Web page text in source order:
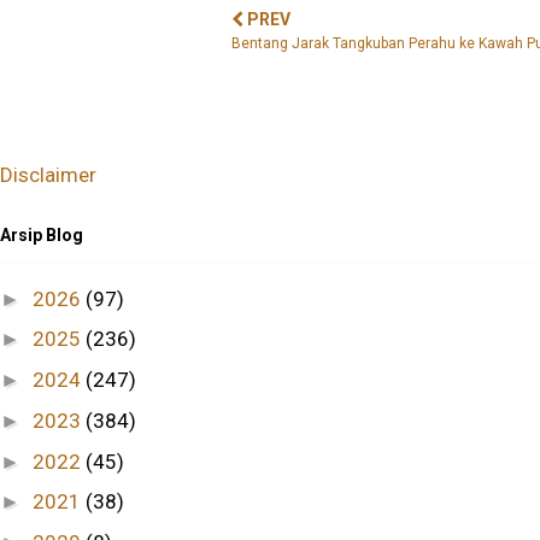
PREV
Bentang Jarak Tangkuban Perahu ke Kawah
Disclaimer
Arsip Blog
► 2026 (97)
► 2025 (236)
► 2024 (247)
► 2023 (384)
► 2022 (45)
► 2021 (38)